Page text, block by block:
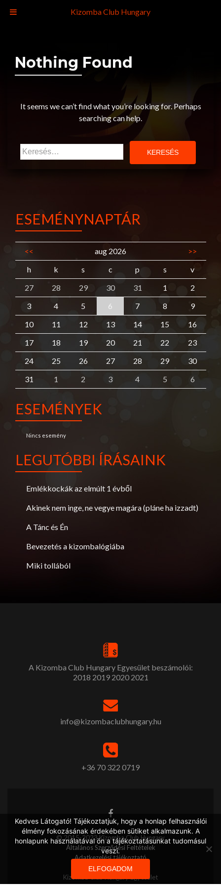
Nothing Found
It seems we can’t find what you’re looking for. Perhaps
searching can help.
Keresés:
ESEMÉNYNAPTÁR
<< aug 2026
>>
h
k s c p s
v
27
28 29 30 31 1
2
3
4 5 6 7 8
9
10
11 12 13 14 15
16
17
18 19 20 21 22
23
24
25 26 27 28 29
30
31
1 2 3 4 5 6
ESEMÉNYEK
Nincs esemény
LEGUTÓBBI ÍRÁSAINK
Emlékkockák az elmúlt 1 évből
Akinek nem inge, ne vegye magára (pláne ha izzadt)
A Tánc és Én
Bevezetés a kizombalógiába
Miki tollából
A Kizomba Club Hungary Egyesület beszámolói:
2018 2019 2020 2021
info@kizombaclubhungary.hu
+36 70 322 0719
© 2015-2023 Kizomba Club Hungary
Általános Szerződési Feltételek
Adatkezelési tájékoztató
Kizomba Club Hungary Egyesület
Kedves Látogató! Tájékoztatjuk, hogy a honlap felhasználói
élmény fokozásának érdekében sütiket alkalmazunk. A
honlapunk használatával ön a tájékoztatásunkat tudomásul
veszi.
ELFOGADOM
Kizomba Club Hungary